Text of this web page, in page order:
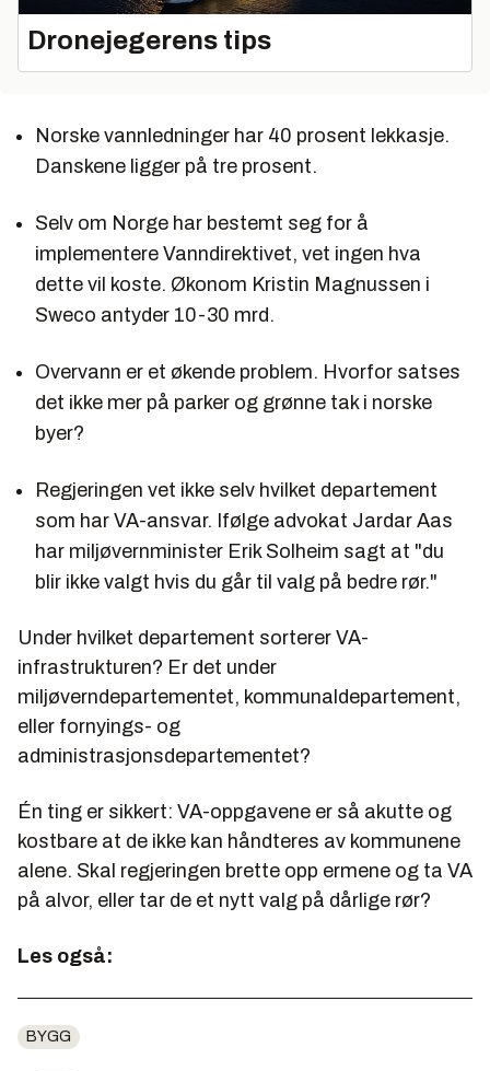
Dronejegerens tips
Norske vannledninger har 40 prosent lekkasje.
Danskene ligger på tre prosent.
Selv om Norge har bestemt seg for å
implementere Vanndirektivet, vet ingen hva
dette vil koste. Økonom Kristin Magnussen i
Sweco antyder 10-30 mrd.
Overvann er et økende problem. Hvorfor satses
det ikke mer på parker og grønne tak i norske
byer?
Regjeringen vet ikke selv hvilket departement
som har VA-ansvar. Ifølge advokat Jardar Aas
har miljøvernminister Erik Solheim sagt at "du
blir ikke valgt hvis du går til valg på bedre rør."
Under hvilket departement sorterer VA-
infrastrukturen? Er det under
miljøverndepartementet, kommunaldepartement,
eller fornyings- og
administrasjonsdepartementet?
Én ting er sikkert: VA-oppgavene er så akutte og
kostbare at de ikke kan håndteres av kommunene
alene. Skal regjeringen brette opp ermene og ta VA
på alvor, eller tar de et nytt valg på dårlige rør?
Les også:
BYGG